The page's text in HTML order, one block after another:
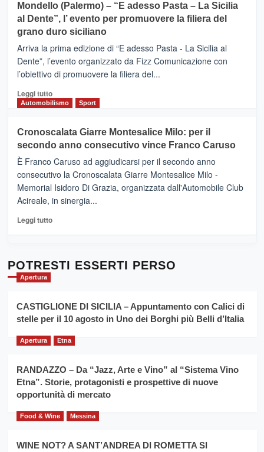
e
messaggi
di
CASTIGLIONE
DI
SICILIA
(Ct)
–
Il
Borgo
Gusto,
il
tra
sapori
e
vicoli
medievali
Mondello (Palermo) – “E adesso Pasta – La Sicilia
al Dente”, l’ evento per promuovere la filiera del
grano duro siciliano
Arriva la prima edizione di “E adesso Pasta - La Sicilia al
Dente”, l’evento organizzato da Fizz Comunicazione con
l’obiettivo di promuovere la filiera del...
Leggi tuttoLeggi
di
Mondello
(Palermo)
–
“E
adesso
Pasta
–
Sicilia
l’
evento
la
filiera
grano
Automobilismo Sport
Cronoscalata Giarre Montesalice Milo: per il
secondo anno consecutivo vince Franco Caruso
È Franco Caruso ad aggiudicarsi per il secondo anno
consecutivo la Cronoscalata Giarre Montesalice Milo -
Memorial Isidoro Di Grazia, organizzata dall'Automobile Club
Acireale, in sinergia...
Leggi tuttoLeggi
Cronoscalata
per
il
anno
vince
Franco
Caruso
POTRESTI ESSERTI PERSO
Apertura
CASTIGLIONE DI SICILIA – Appuntamento con Calici di
stelle per il 10 agosto in Uno dei Borghi più Belli d’Italia
Apertura Etna
RANDAZZO – Da “Jazz, Arte e Vino” al “Sistema Vino
Etna”. Storie, protagonisti e prospettive di nuove
opportunità di mercato
Food & Wine Messina
WINE NOT? A SANT’ANDREA DI ROMETTA SI